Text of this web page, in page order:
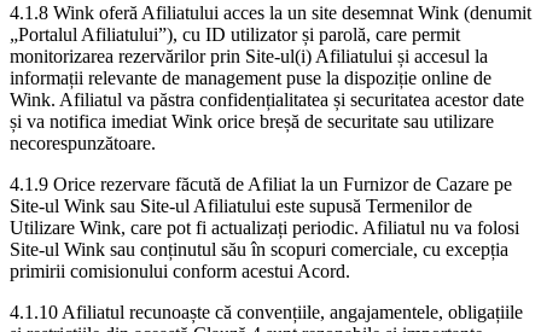
4.1.8 Wink oferă Afiliatului acces la un site desemnat Wink (denumit
„Portalul Afiliatului”), cu ID utilizator și parolă, care permit
monitorizarea rezervărilor prin Site-ul(i) Afiliatului și accesul la
informații relevante de management puse la dispoziție online de
Wink. Afiliatul va păstra confidențialitatea și securitatea acestor date
și va notifica imediat Wink orice breșă de securitate sau utilizare
necorespunzătoare.
4.1.9 Orice rezervare făcută de Afiliat la un Furnizor de Cazare pe
Site-ul Wink sau Site-ul Afiliatului este supusă Termenilor de
Utilizare Wink, care pot fi actualizați periodic. Afiliatul nu va folosi
Site-ul Wink sau conținutul său în scopuri comerciale, cu excepția
primirii comisionului conform acestui Acord.
4.1.10 Afiliatul recunoaște că convențiile, angajamentele, obligațiile